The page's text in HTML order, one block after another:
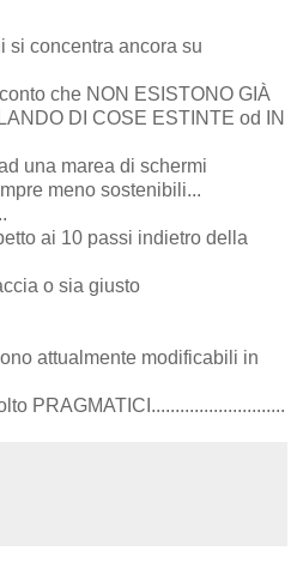
si concentra ancora su
che NON ESISTONO GIÀ
DI COSE ESTINTE od IN
una marea di schermi
meno sostenibili...
ai 10 passi indietro della
o sia giusto
attualmente modificabili in
PRAGMATICI............................